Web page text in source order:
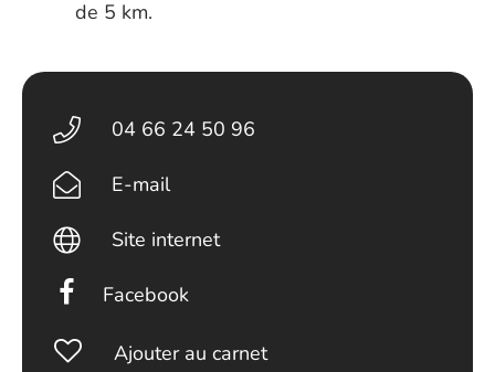
de 5 km.
04 66 24 50 96
E-mail
Site internet
Facebook
Ajouter au carnet